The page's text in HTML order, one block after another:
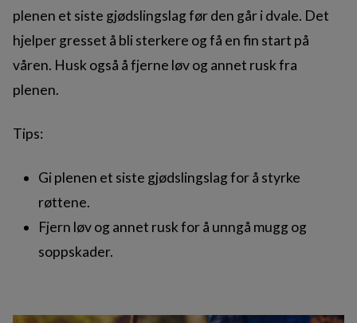
plenen et siste gjødslingslag før den går i dvale. Det
hjelper gresset å bli sterkere og få en fin start på
våren. Husk også å fjerne løv og annet rusk fra
plenen.
Tips:
Gi plenen et siste gjødslingslag for å styrke
røttene.
Fjern løv og annet rusk for å unngå mugg og
soppskader.